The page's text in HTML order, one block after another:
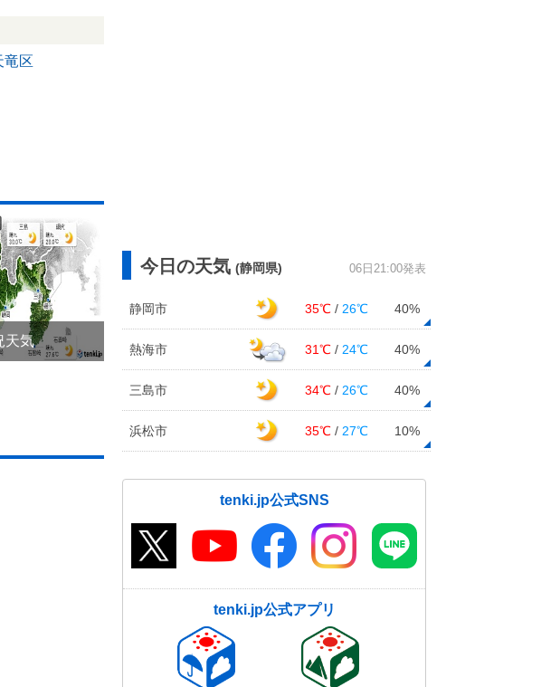
竜区
天気
今日の天気 (静岡県) 06日21:00発表
静岡市 35℃ / 26℃ 40%
熱海市 31℃ / 24℃ 40%
三島市 34℃ / 26℃ 40%
浜松市 35℃ / 27℃ 10%
tenki.jp公式SNS
tenki.jp公式アプリ